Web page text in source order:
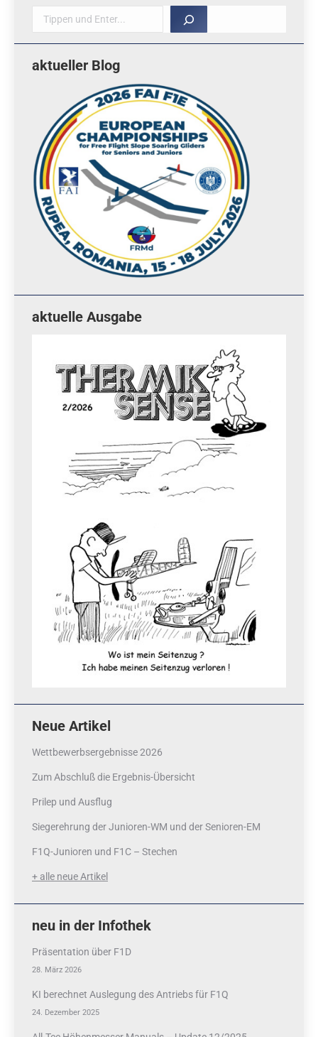
Suche
aktueller Blog
aktuelle Ausgabe
Neue Artikel
Wettbewerbsergebnisse 2026
Zum Abschluß die Ergebnis-Übersicht
Prilep und Ausflug
Siegerehrung der Junioren-WM und der Senioren-EM
F1Q-Junioren und F1C – Stechen
+ alle neue Artikel
neu in der Infothek
Präsentation über F1D
28. März 2026
KI berechnet Auslegung des Antriebs für F1Q
24. Dezember 2025